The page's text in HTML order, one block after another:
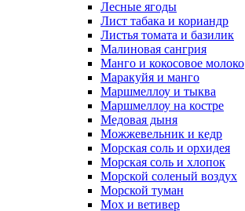
Лесные ягоды
Лист табака и кориандр
Листья томата и базилик
Малиновая сангрия
Манго и кокосовое молоко
Маракуйя и манго
Маршмеллоу и тыква
Маршмеллоу на костре
Медовая дыня
Можжевельник и кедр
Морская соль и орхидея
Морская соль и хлопок
Морской соленый воздух
Морской туман
Мох и ветивер